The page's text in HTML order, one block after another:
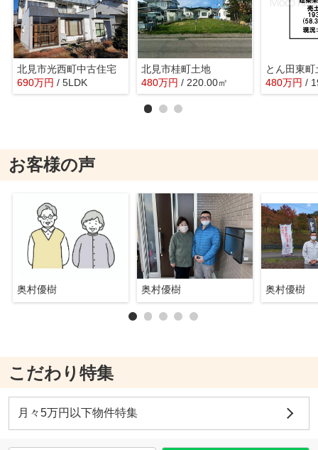
北見市光西町中古住宅
690万円 / 5LDK
北見市桂町土地
480万円 / 220.00㎡
とん田東町
480万円 /
お客様の声
奥村優樹 奥村優樹 奥村優樹
こだわり特集
月々5万円以下物件特集